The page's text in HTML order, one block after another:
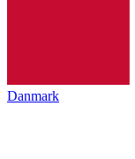
Danmark